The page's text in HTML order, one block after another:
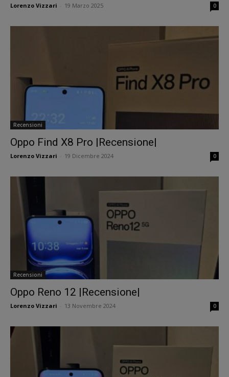
Lorenzo Vizzari 19 Marzo 2025 0
Recensioni
Oppo Find X8 Pro |Recensione|
Lorenzo Vizzari 19 Dicembre 2024 0
Recensioni
Oppo Reno 12 |Recensione|
Lorenzo Vizzari 13 Novembre 2024 0